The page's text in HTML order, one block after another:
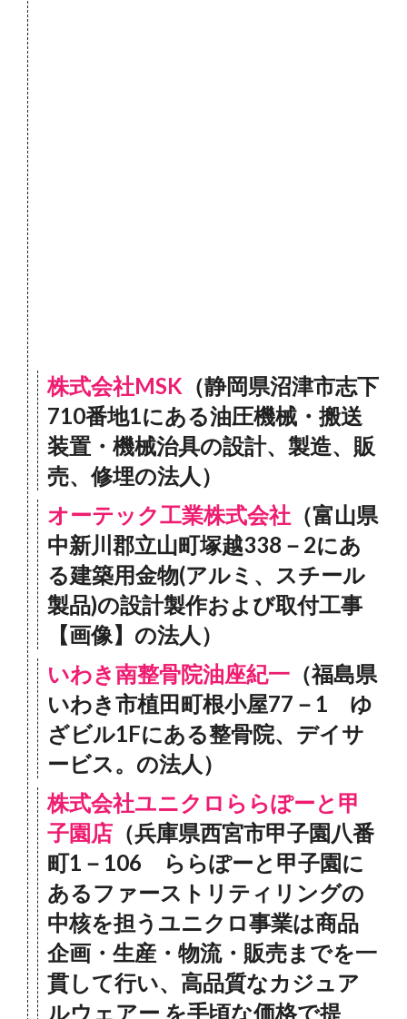
株式会社MSK （静岡県沼津市志下
710番地1にある油圧機械・搬送
装置・機械治具の設計、製造、販
売、修埋の法人）
オーテック工業株式会社 （富山県
中新川郡立山町塚越338－2にあ
る建築用金物(アルミ、スチール
製品)の設計製作および取付工事
【画像】の法人）
いわき南整骨院油座紀一 （福島県
いわき市植田町根小屋77－1 ゆ
ざビル1Fにある整骨院、デイサ
ービス。の法人）
株式会社ユニクロららぽーと甲
子園店 （兵庫県西宮市甲子園八番
町1－106 ららぽーと甲子園に
あるファーストリティリングの
中核を担うユニクロ事業は商品
企画・生産・物流・販売までを一
貫して行い、高品質なカジュア
ルウェアー を手頃な価格で提